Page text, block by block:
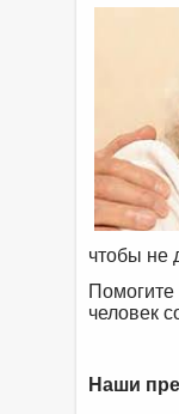
чтобы не
человек
Наши